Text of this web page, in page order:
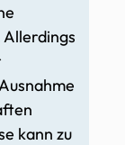
kann zu